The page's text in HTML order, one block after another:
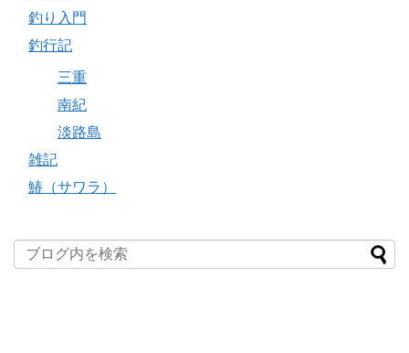
釣り入門
釣行記
三重
南紀
淡路島
雑記
鰆（サワラ）